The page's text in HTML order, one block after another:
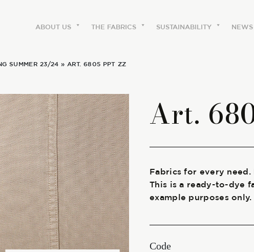
ABOUT US THE FABRICS SUSTAINABILITY NEWS
SUMMER 23/24 » ART. 6805 PPT ZZ
Art.
Fabrics for every
This is a ready-to-dye
example purposes only.
Code
ABOUT US
The labels
Our history
Work with us
Share our fabrics
THE FABRICS